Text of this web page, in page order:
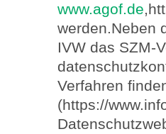
www.agof.de
werden.Neben
IVW das SZM-
Verfahren
(https://